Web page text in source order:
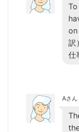
訳
仕
Aさん